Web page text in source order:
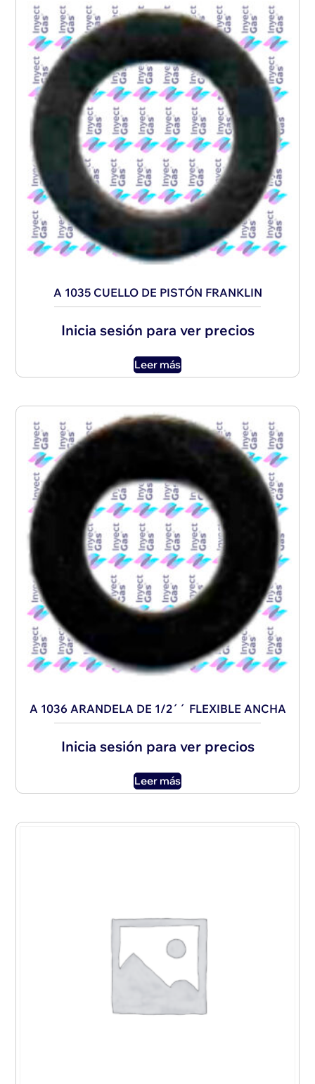
A 1035 CUELLO DE PISTÓN FRANKLIN
Inicia sesión para ver precios
Leer más
A 1036 ARANDELA DE 1/2´´ FLEXIBLE ANCHA
Inicia sesión para ver precios
Leer más